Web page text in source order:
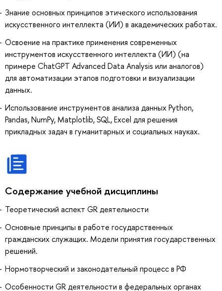
Знание основных принципов этического использования
искусственного интеллекта (ИИ) в академических работах.
Освоение на практике применения современных
инструментов искусственного интеллекта (ИИ) (на
примере ChatGPT Advanced Data Analysis или аналогов)
для автоматизации этапов подготовки и визуализации
данных.
Использование инструментов анализа данных Python,
Pandas, NumPy, Matplotlib, SQL, Excel для решения
прикладных задач в гуманитарных и социальных науках.
Содержание учебной дисциплины
Теоретический аспект GR деятельности
Основные принципы в работе государственных
гражданских служащих. Модели принятия государственных
решений.
Нормотворческий и законодательный процесс в РФ
Особенности GR деятельности в федеральных органах